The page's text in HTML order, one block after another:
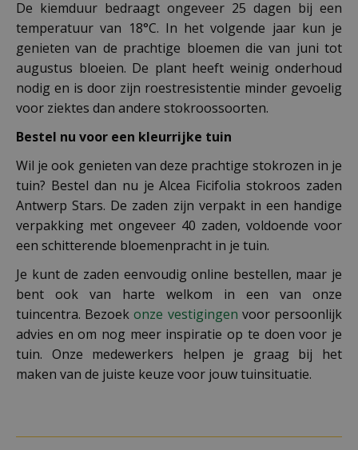
De kiemduur bedraagt ongeveer 25 dagen bij een
temperatuur van 18°C. In het volgende jaar kun je
genieten van de prachtige bloemen die van juni tot
augustus bloeien. De plant heeft weinig onderhoud
nodig en is door zijn roestresistentie minder gevoelig
voor ziektes dan andere stokroossoorten.
Bestel nu voor een kleurrijke tuin
Wil je ook genieten van deze prachtige stokrozen in je
tuin? Bestel dan nu je Alcea Ficifolia stokroos zaden
Antwerp Stars. De zaden zijn verpakt in een handige
verpakking met ongeveer 40 zaden, voldoende voor
een schitterende bloemenpracht in je tuin.
Je kunt de zaden eenvoudig online bestellen, maar je
bent ook van harte welkom in een van onze
tuincentra. Bezoekonze vestigingen voor persoonlijk
advies en om nog meer inspiratie op te doen voor je
tuin. Onze medewerkers helpen je graag bij het
maken van de juiste keuze voor jouw tuinsituatie.